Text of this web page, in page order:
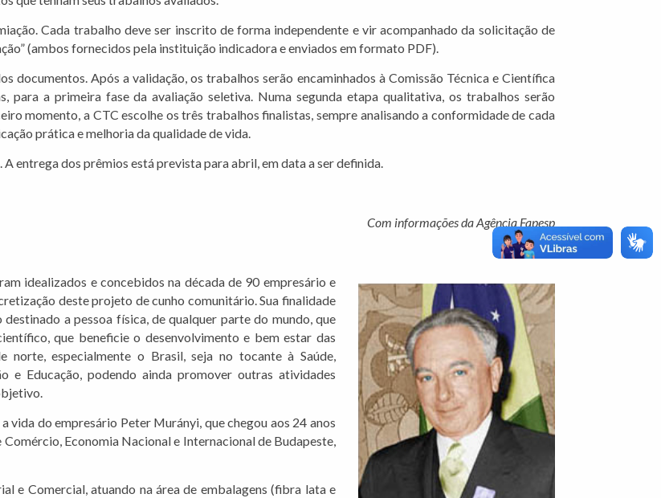
Cada trabalho deve ser inscrito de forma independente e vir acompanhado da solicitação de
(ambos fornecidos pela instituição indicadora e enviados em formato PDF).
documentos. Após a validação, os trabalhos serão encaminhados à Comissão Técnica e Científica
para a primeira fase da avaliação seletiva. Numa segunda etapa qualitativa, os trabalhos serão
momento, a CTC escolhe os três trabalhos finalistas, sempre analisando a conformidade de cada
prática e melhoria da qualidade de vida.
entrega dos prêmios está prevista para abril, em data a ser definida.
Com informações da Agência Fapesp
idealizados e concebidos na década de 90 empresário e
deste projeto de cunho comunitário. Sua finalidade
a pessoa física, de qualquer parte do mundo, que
que beneficie o desenvolvimento e bem estar das
especialmente o Brasil, seja no tocante à Saúde,
e Educação, podendo ainda promover outras atividades
vida do empresário Peter Murányi, que chegou aos 24 anos
Economia Nacional e Internacional de Budapeste,
e Comercial, atuando na área de embalagens (fibra lata e